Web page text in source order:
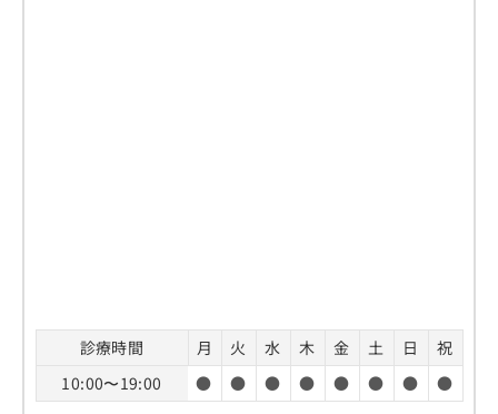
診療時間 月 火 水 木 金 土 日
祝
10:00〜19:00
● ● ● ● ● ● ●
●